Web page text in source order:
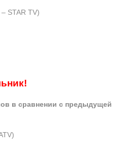
STAR TV)
в сравнении с предыдущей